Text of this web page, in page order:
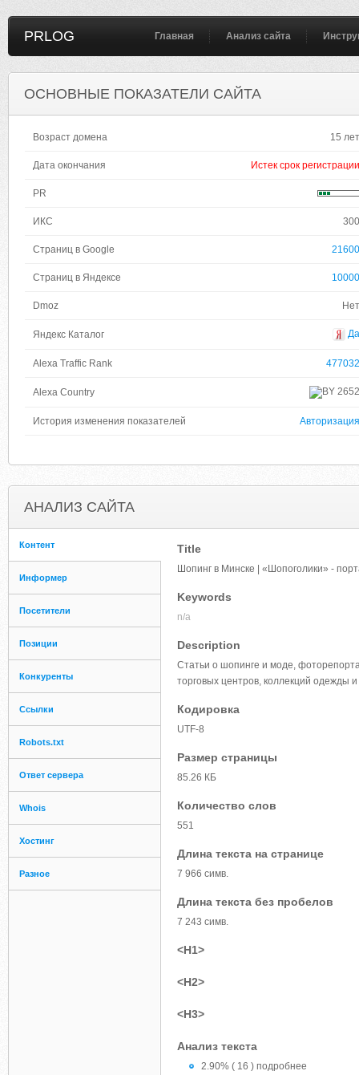
PRLOG Главная Анализ сайта
ОСНОВНЫЕ ПОКАЗАТЕЛИ САЙТА
Возраст домена 15 лет
Дата окончания Истек срок регистрации
PR
ИКС 300
Страниц в Google 21600
Страниц в Яндексе 10000
Dmoz Нет
Яндекс Каталог Да
Alexa Traffic Rank 477032
Alexa Country 2652
История изменения показателей Авторизация
АНАЛИЗ САЙТА
Контент
Информер
Посетители
Позиции
Конкуренты
Ссылки
Robots.txt
Ответ сервера
Whois
Хостинг
Разное
Title
Шопинг в Минске | «Шопоголики» -
Keywords
n/a
Description
Статьи о шопинге и моде,
торговых центров, коллекций одежды и
Кодировка
UTF-8
Размер страницы
85.26 КБ
Количество слов
551
Длина текста на странице
7 966 симв.
Длина текста без пробелов
7 243 симв.
<H1>
<H2>
<H3>
Анализ текста
2.90% ( 16 ) подробнее